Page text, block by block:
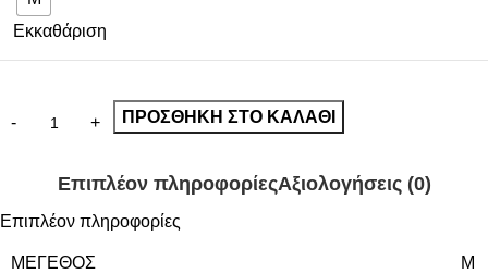
Εκκαθάριση
ΠΡΟΣΘΉΚΗ ΣΤΟ ΚΑΛΆΘΙ
Επιπλέον πληροφορίεςΑξιολογήσεις (0)
Επιπλέον πληροφορίες
ΜΈΓΕΘΟΣ M